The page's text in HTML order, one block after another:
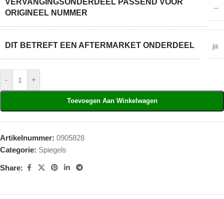
VERVANGINGSONDERDEEL PASSEND VOOR
ORIGINEEL NUMMER
–
DIT BETREFT EEN AFTERMARKET ONDERDEEL ja
- +
Toevoegen Aan Winkelwagen
Artikelnummer: 0905828
Categorie: Spiegels
Share: